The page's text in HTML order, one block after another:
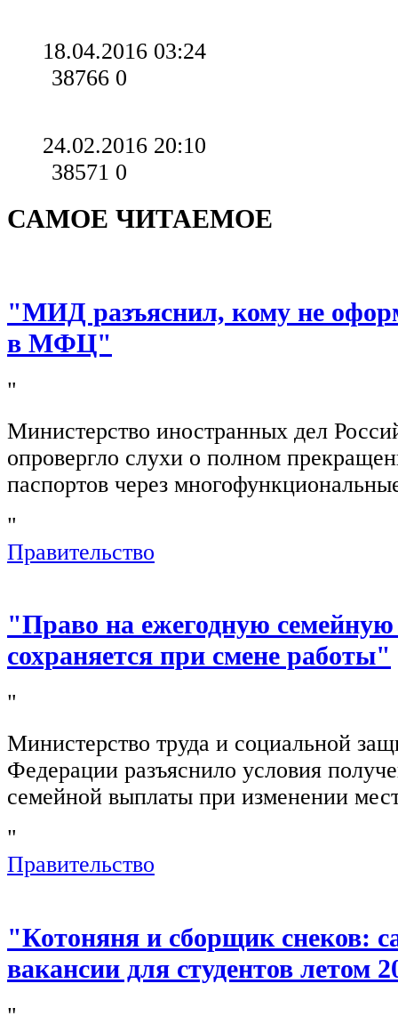
18.04.2016 03:24
38766 0
24.02.2016 20:10
38571 0
САМОЕ ЧИТАЕМОЕ
"МИД разъяснил, кому не
в МФЦ"
"
Министерство иностранных дел
опровергло слухи о полном
паспортов через
"
Правительство
"Право на ежегодную
сохраняется при смене работы"
"
Министерство труда и социальной
Федерации разъяснило условия
семейной выплаты при изменении
"
Правительство
"Котоняня и сборщик снеков:
вакансии для студентов летом
"